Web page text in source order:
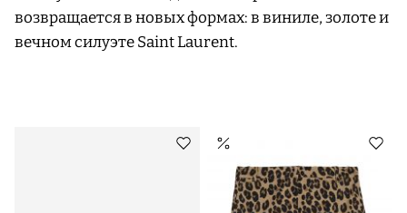
возвращается в новых формах: в виниле, золоте и
вечном силуэте Saint Laurent.